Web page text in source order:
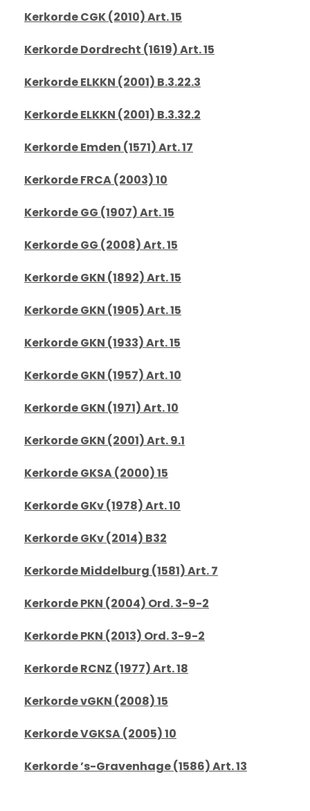
Kerkorde CGK (2010) Art. 15
Kerkorde Dordrecht (1619) Art. 15
Kerkorde ELKKN (2001) B.3.22.3
Kerkorde ELKKN (2001) B.3.32.2
Kerkorde Emden (1571) Art. 17
Kerkorde FRCA (2003) 10
Kerkorde GG (1907) Art. 15
Kerkorde GG (2008) Art. 15
Kerkorde GKN (1892) Art. 15
Kerkorde GKN (1905) Art. 15
Kerkorde GKN (1933) Art. 15
Kerkorde GKN (1957) Art. 10
Kerkorde GKN (1971) Art. 10
Kerkorde GKN (2001) Art. 9.1
Kerkorde GKSA (2000) 15
Kerkorde GKv (1978) Art. 10
Kerkorde GKv (2014) B32
Kerkorde Middelburg (1581) Art. 7
Kerkorde PKN (2004) Ord. 3-9-2
Kerkorde PKN (2013) Ord. 3-9-2
Kerkorde RCNZ (1977) Art. 18
Kerkorde vGKN (2008) 15
Kerkorde VGKSA (2005) 10
Kerkorde ’s-Gravenhage (1586) Art. 13